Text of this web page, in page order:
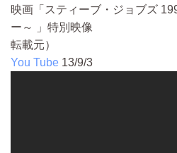
映画「スティーブ・ジョブズ
ー～ 」特別映像
転載元）
You Tube 13/9/3